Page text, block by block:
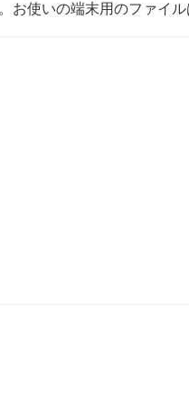
お使いの端末用のファイ